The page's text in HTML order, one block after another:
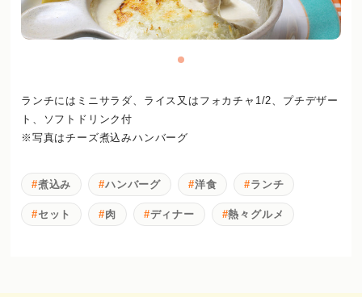
ランチにはミニサラダ、ライス又はフォカチャ1/2、プチデザー
ト、ソフトドリンク付
※写真はチーズ煮込みハンバーグ
煮込み ハンバーグ 洋食 ランチ
セット 肉 ディナー 熱々グルメ